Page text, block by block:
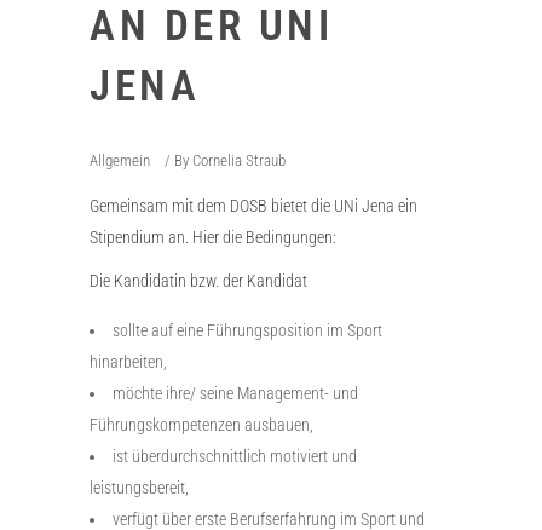
AN DER UNI
JENA
Allgemein By Cornelia Straub
Gemeinsam mit dem DOSB bietet die UNi Jena ein
Stipendium an. Hier die Bedingungen:
Die Kandidatin bzw. der Kandidat
sollte auf eine Führungsposition im Sport
hinarbeiten,
möchte ihre/ seine Management- und
Führungskompetenzen ausbauen,
ist überdurchschnittlich motiviert und
leistungsbereit,
verfügt über erste Berufserfahrung im Sport und